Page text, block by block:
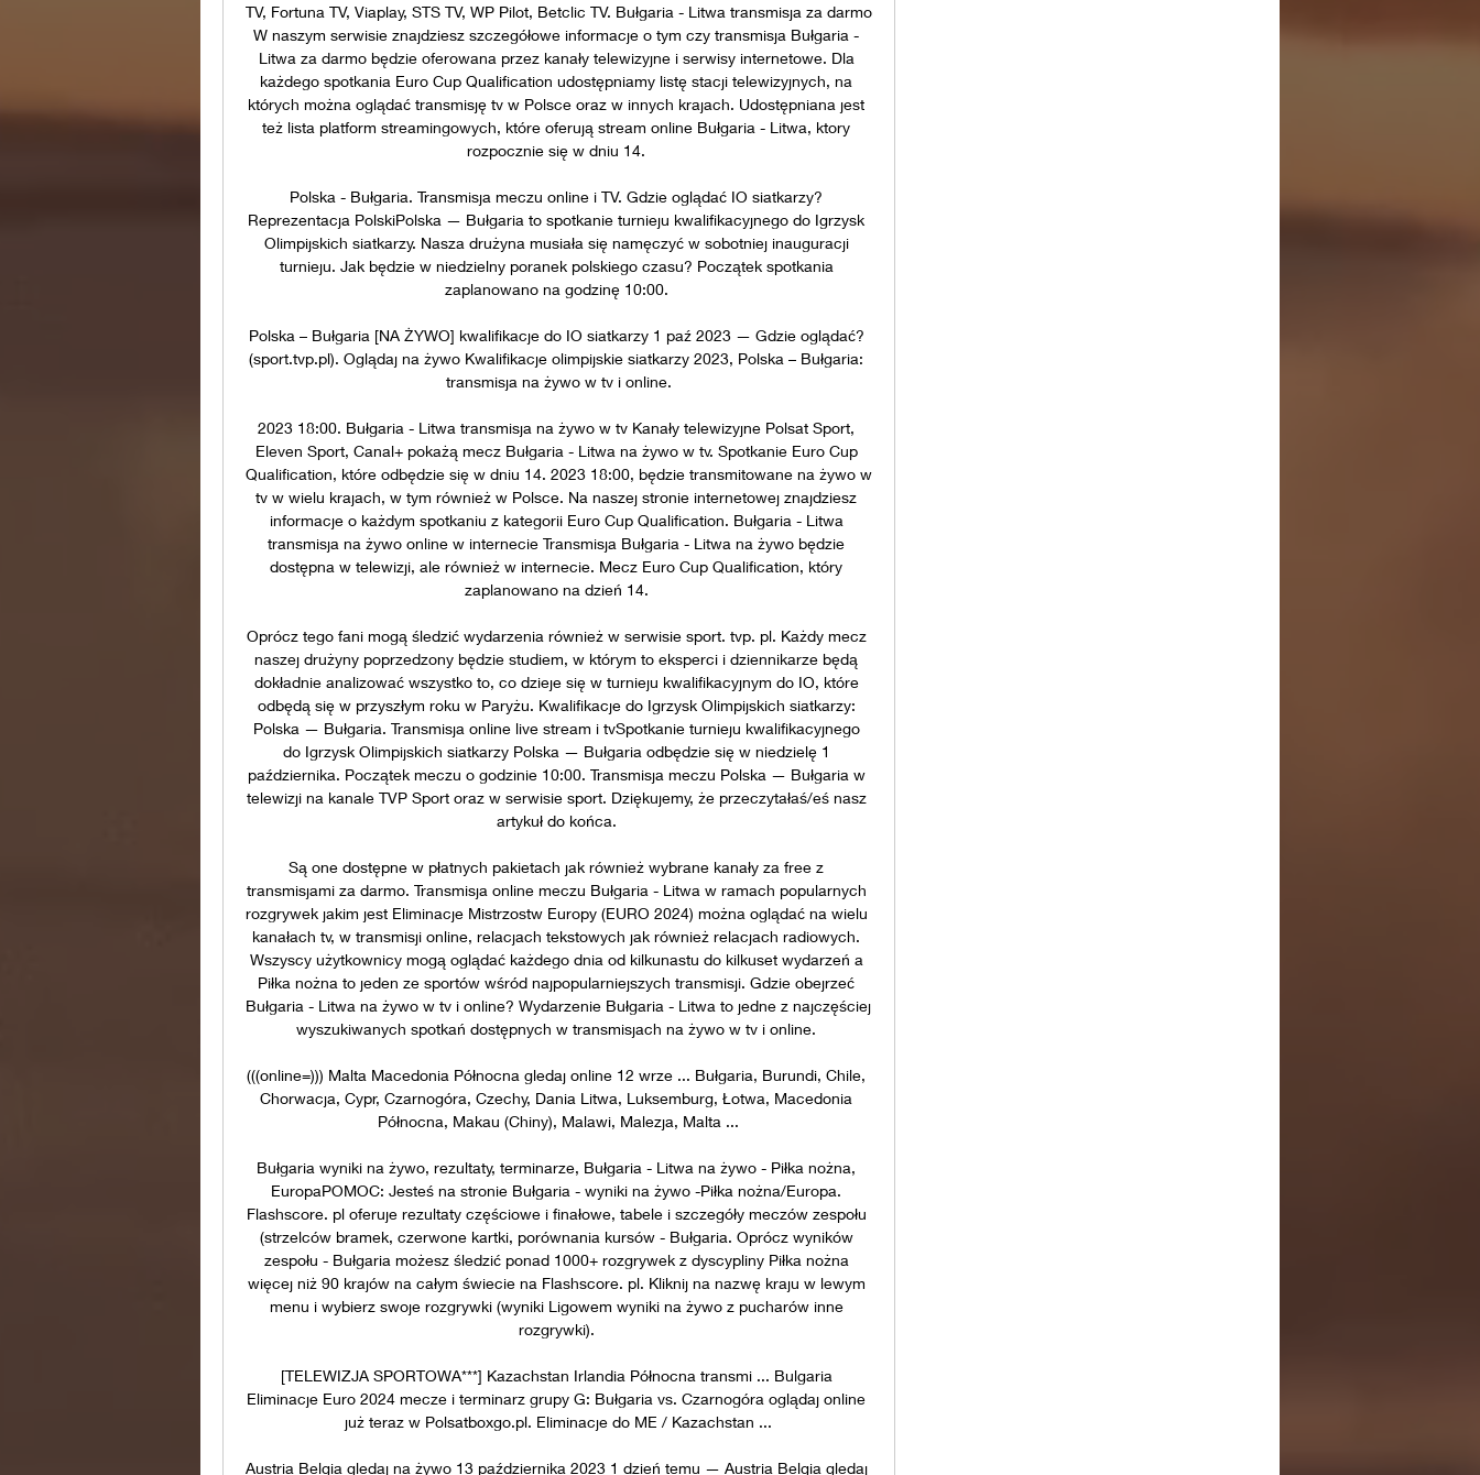
TV, Fortuna TV, Viaplay, STS TV, WP Pilot, Betclic TV. Bułgaria - Litwa transmisja za darmo
W naszym serwisie znajdziesz szczegółowe informacje o tym czy transmisja Bułgaria -
Litwa za darmo będzie oferowana przez kanały telewizyjne i serwisy internetowe. Dla
każdego spotkania Euro Cup Qualification udostępniamy listę stacji telewizyjnych, na
których można oglądać transmisję tv w Polsce oraz w innych krajach. Udostępniana jest
też lista platform streamingowych, które oferują stream online Bułgaria - Litwa, ktory
rozpocznie się w dniu 14.
Polska - Bułgaria. Transmisja meczu online i TV. Gdzie oglądać IO siatkarzy?
Reprezentacja PolskiPolska — Bułgaria to spotkanie turnieju kwalifikacyjnego do Igrzysk
Olimpijskich siatkarzy. Nasza drużyna musiała się namęczyć w sobotniej inauguracji
turnieju. Jak będzie w niedzielny poranek polskiego czasu? Początek spotkania
zaplanowano na godzinę 10:00.
Polska – Bułgaria [NA ŻYWO] kwalifikacje do IO siatkarzy 1 paź 2023 — Gdzie oglądać?
(sport.tvp.pl). Oglądaj na żywo Kwalifikacje olimpijskie siatkarzy 2023, Polska – Bułgaria:
transmisja na żywo w tv i online.
2023 18:00. Bułgaria - Litwa transmisja na żywo w tv Kanały telewizyjne Polsat Sport,
Eleven Sport, Canal+ pokażą mecz Bułgaria - Litwa na żywo w tv. Spotkanie Euro Cup
Qualification, które odbędzie się w dniu 14. 2023 18:00, będzie transmitowane na żywo w
tv w wielu krajach, w tym również w Polsce. Na naszej stronie internetowej znajdziesz
informacje o każdym spotkaniu z kategorii Euro Cup Qualification. Bułgaria - Litwa
transmisja na żywo online w internecie Transmisja Bułgaria - Litwa na żywo będzie
dostępna w telewizji, ale również w internecie. Mecz Euro Cup Qualification, który
zaplanowano na dzień 14.
Oprócz tego fani mogą śledzić wydarzenia również w serwisie sport. tvp. pl. Każdy mecz
naszej drużyny poprzedzony będzie studiem, w którym to eksperci i dziennikarze będą
dokładnie analizować wszystko to, co dzieje się w turnieju kwalifikacyjnym do IO, które
odbędą się w przyszłym roku w Paryżu. Kwalifikacje do Igrzysk Olimpijskich siatkarzy:
Polska — Bułgaria. Transmisja online live stream i tvSpotkanie turnieju kwalifikacyjnego
do Igrzysk Olimpijskich siatkarzy Polska — Bułgaria odbędzie się w niedzielę 1
października. Początek meczu o godzinie 10:00. Transmisja meczu Polska — Bułgaria w
telewizji na kanale TVP Sport oraz w serwisie sport. Dziękujemy, że przeczytałaś/eś nasz
artykuł do końca.
Są one dostępne w płatnych pakietach jak również wybrane kanały za free z
transmisjami za darmo. Transmisja online meczu Bułgaria - Litwa w ramach popularnych
rozgrywek jakim jest Eliminacje Mistrzostw Europy (EURO 2024) można oglądać na wielu
kanałach tv, w transmisji online, relacjach tekstowych jak również relacjach radiowych.
Wszyscy użytkownicy mogą oglądać każdego dnia od kilkunastu do kilkuset wydarzeń a
Piłka nożna to jeden ze sportów wśród najpopularniejszych transmisji. Gdzie obejrzeć
Bułgaria - Litwa na żywo w tv i online? Wydarzenie Bułgaria - Litwa to jedne z najczęściej
wyszukiwanych spotkań dostępnych w transmisjach na żywo w tv i online.
(((online=))) Malta Macedonia Północna gledaj online 12 wrze ... Bułgaria, Burundi, Chile,
Chorwacja, Cypr, Czarnogóra, Czechy, Dania Litwa, Luksemburg, Łotwa, Macedonia
Północna, Makau (Chiny), Malawi, Malezja, Malta ...
Bułgaria wyniki na żywo, rezultaty, terminarze, Bułgaria - Litwa na żywo - Piłka nożna,
EuropaPOMOC: Jesteś na stronie Bułgaria - wyniki na żywo -Piłka nożna/Europa.
Flashscore. pl oferuje rezultaty częściowe i finałowe, tabele i szczegóły meczów zespołu
(strzelców bramek, czerwone kartki, porównania kursów - Bułgaria. Oprócz wyników
zespołu - Bułgaria możesz śledzić ponad 1000+ rozgrywek z dyscypliny Piłka nożna
więcej niż 90 krajów na całym świecie na Flashscore. pl. Kliknij na nazwę kraju w lewym
menu i wybierz swoje rozgrywki (wyniki Ligowem wyniki na żywo z pucharów inne
rozgrywki).
[TELEWIZJA SPORTOWA***] Kazachstan Irlandia Północna transmi ... Bulgaria
Eliminacje Euro 2024 mecze i terminarz grupy G: Bułgaria vs. Czarnogóra oglądaj online
już teraz w Polsatboxgo.pl. Eliminacje do ME / Kazachstan ...
Austria Belgia gledaj na żywo 13 października 2023 1 dzień temu — Austria Belgia gledaj